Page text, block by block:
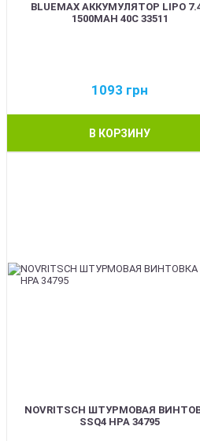
BLUEMAX АККУМУЛЯТОР LIPO
1500MAH 40C 33511
1093 грн
В КОРЗИНУ
NOVRITSCH ШТУРМОВАЯ
SSQ4 HPA 34795